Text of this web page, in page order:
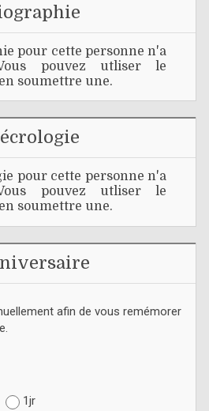
pour cette personne n'a
pouvez utliser le
soumettre une.
pour cette personne n'a
pouvez utliser le
soumettre une.
afin de vous remémorer
1jr